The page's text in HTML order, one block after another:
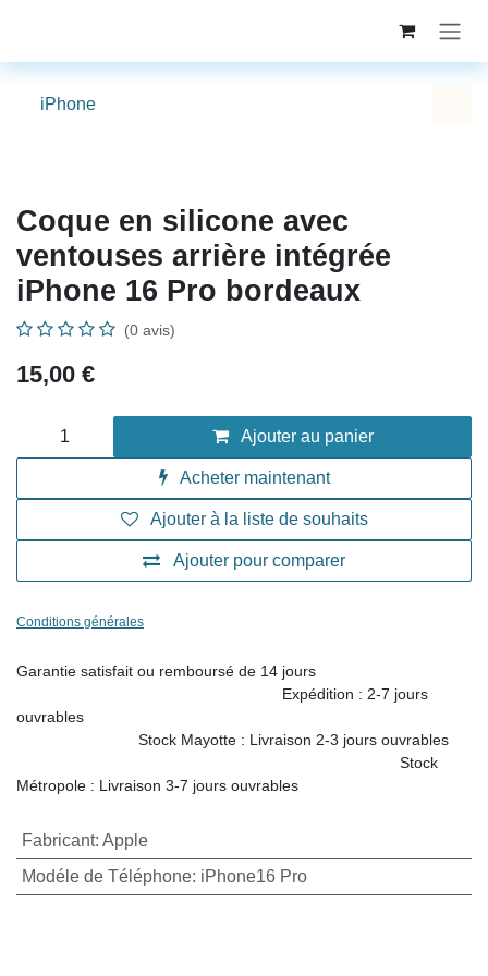
iPhone
Coque en silicone avec ventouses
arrière intégrée iPhone 16 Pro
bordeaux
(0 avis)
15,00€
Ajouter au panier
Acheter maintenant
Ajouter pour comparer
Ajouter à la liste de souhaits
Conditions générales
Garantie satisfait ou remboursé de 14 jours
Expédition : 2-7 jours ouvrables
Stock Mayotte : Livraison
2-3 jours ouvrables
Modéle de Téléphone:iPhone16 Pro